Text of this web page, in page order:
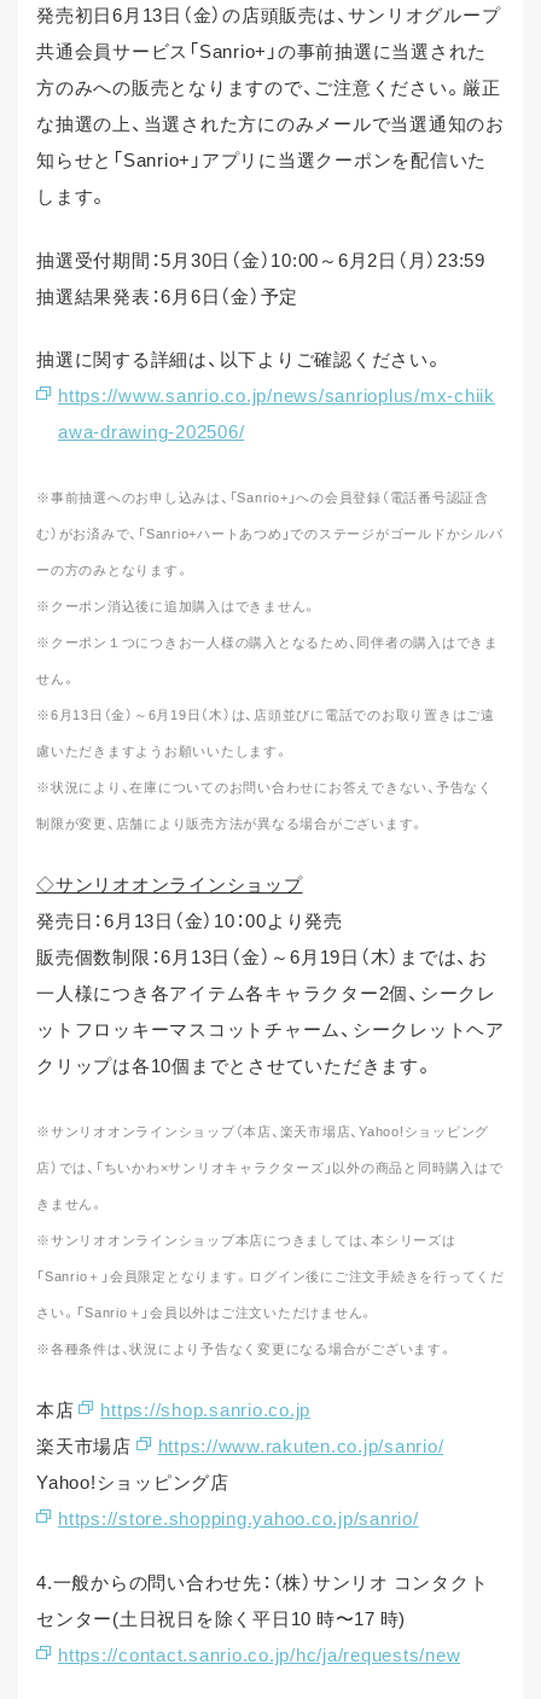
発売初日6月13日（金）の店頭販売は、サンリオグループ
共通会員サービス「Sanrio+」の事前抽選に当選された
方のみへの販売となりますので、ご注意ください。厳正
な抽選の上、当選された方にのみメールで当選通知のお
知らせと「Sanrio+」アプリに当選クーポンを配信いた
します。
抽選受付期間：5月30日（金）10:00～6月2日（月）23:59
抽選結果発表：6月6日（金）予定
抽選に関する詳細は、以下よりご確認ください。
https://www.sanrio.co.jp/news/sanrioplus/mx-chiik
awa-drawing-202506/
※事前抽選へのお申し込みは、「Sanrio+」への会員登録（電話番号認証含
む）がお済みで、「Sanrio+ハートあつめ」でのステージがゴールドかシルバ
ーの方のみとなります。
※クーポン消込後に追加購入はできません。
※クーポン１つにつきお一人様の購入となるため、同伴者の購入はできま
せん。
※6月13日（金）～6月19日（木）は、店頭並びに電話でのお取り置きはご遠
慮いただきますようお願いいたします。
※状況により、在庫についてのお問い合わせにお答えできない、予告なく
制限が変更、店舗により販売方法が異なる場合がございます。
◇サンリオオンラインショップ
発売日：6月13日（金）10：00より発売
販売個数制限：6月13日（金）～6月19日（木）までは、お
一人様につき各アイテム各キャラクター2個、シークレ
ットフロッキーマスコットチャーム、シークレットヘア
クリップは各10個までとさせていただきます。
※サンリオオンラインショップ（本店、楽天市場店、Yahoo!ショッピング
店）では、「ちいかわ×サンリオキャラクターズ」以外の商品と同時購入はで
きません。
※サンリオオンラインショップ本店につきましては、本シリーズは
「Sanrio＋」会員限定となります。ログイン後にご注文手続きを行ってくだ
さい。「Sanrio＋」会員以外はご注文いただけません。
※各種条件は、状況により予告なく変更になる場合がございます。
本店
https://shop.sanrio.co.jp
楽天市場店
https://www.rakuten.co.jp/sanrio/
Yahoo!ショッピング店
https://store.shopping.yahoo.co.jp/sanrio/
4.一般からの問い合わせ先：（株）サンリオ コンタクト
センター(⼟⽇祝⽇を除く平⽇10 時〜17 時)
https://contact.sanrio.co.jp/hc/ja/requests/new